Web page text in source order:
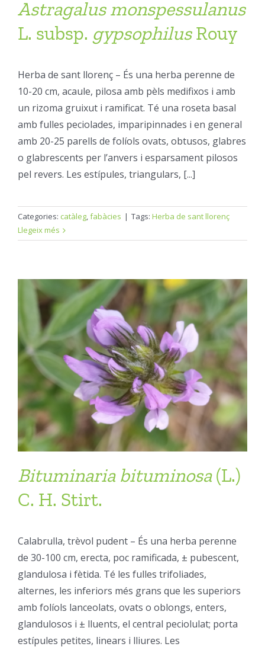
Astragalus monspessulanus
L. subsp. gypsophilusRouy
Herba de sant llorenç – És una herba perenne de
10-20 cm, acaule, pilosa amb pèls medifixos i amb
un rizoma gruixut i ramificat. Té una roseta basal
amb fulles peciolades, imparipinnades i en general
amb 20-25 parells de folíols ovats, obtusos, glabres
o glabrescents per l’anvers i esparsament pilosos
pel revers. Les estípules, triangulars, [...]
Categories: catàleg,fabàcies | Tags: Herba de sant llorenç
Llegeix més
Bituminaria bituminosa(L.)
C. H. Stirt.
Calabrulla, trèvol pudent – És una herba perenne
de 30-100 cm, erecta, poc ramificada, ± pubescent,
glandulosa i fètida. Té les fulles trifoliades,
alternes, les inferiors més grans que les superiors
amb folíols lanceolats, ovats o oblongs, enters,
glandulosos i ± lluents, el central peciolulat; porta
estípules petites, linears i lliures. Les